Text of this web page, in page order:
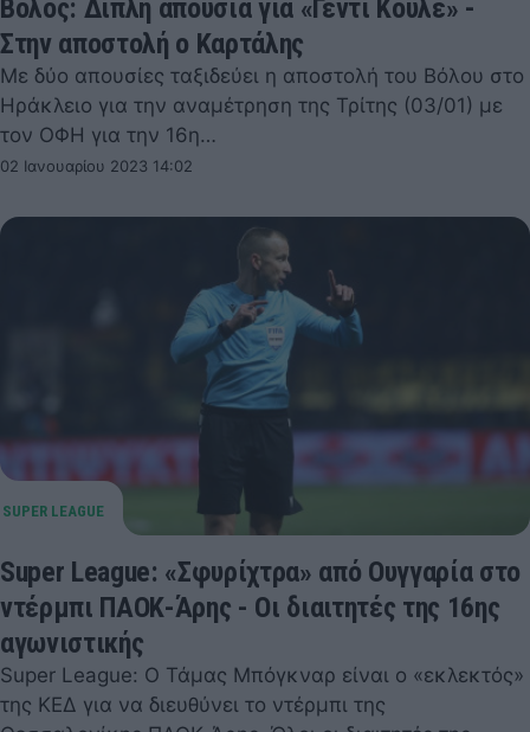
Βόλος: Διπλή απουσία για «Γεντί Κουλέ» -
Στην αποστολή ο Καρτάλης
Με δύο απουσίες ταξιδεύει η αποστολή του Βόλου στο
Ηράκλειο για την αναμέτρηση της Τρίτης (03/01) με
τον ΟΦΗ για την 16η…
02 Ιανουαρίου 2023 14:02
Super League: «Σφυρίχτρα» από Ουγγαρία στο
ντέρμπι ΠΑΟΚ-Άρης - Οι διαιτητές της 16ης
αγωνιστικής
Super League: Ο Τάμας Μπόγκναρ είναι ο «εκλεκτός»
της ΚΕΔ για να διευθύνει το ντέρμπι της